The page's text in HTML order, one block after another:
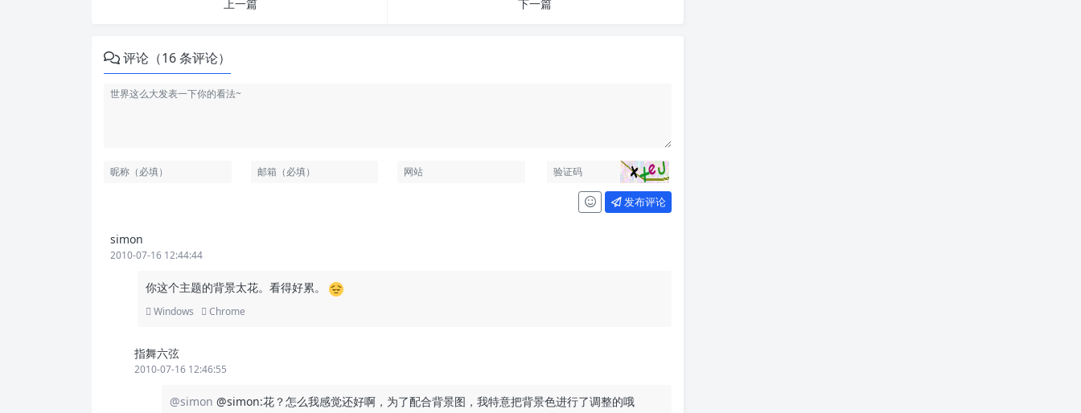
上一篇
下一篇
评论（16 条评论）
发布评论
simon
2010-07-16 12:44:44
你这个主题的背景太花。看得好累。
Windows Chrome
指舞六弦
2010-07-16 12:46:55
@simon @simon:花？怎么我感觉还好啊，为了配合背景图，我特意把背景色进行了调整的哦